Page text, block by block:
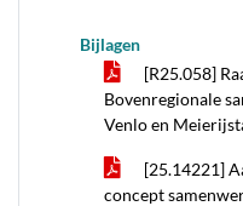
Bijlagen
[R25.058]
Bovenregionale
Venlo en
[25.14221]
concept